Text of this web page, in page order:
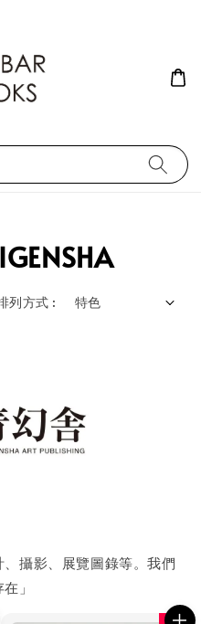
列方式 :
攝影、展覽圖錄等。我們
」